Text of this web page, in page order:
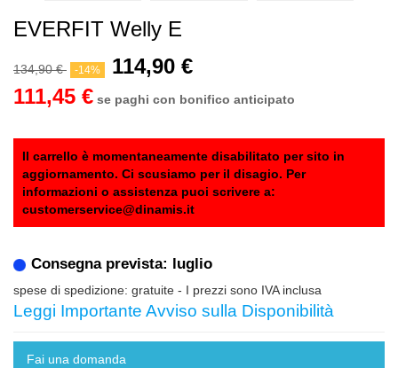
EVERFIT Welly E
134,90 € -14%
114,90 €
111,45 € se paghi con bonifico anticipato
Il carrello è momentaneamente disabilitato per sito in
aggiornamento. Ci scusiamo per il disagio. Per
informazioni o assistenza puoi scrivere a:
customerservice@dinamis.it
Consegna prevista: luglio
spese di spedizione: gratuite - I prezzi sono IVA inclusa
Leggi Importante Avviso sulla Disponibilità
Fai una domanda